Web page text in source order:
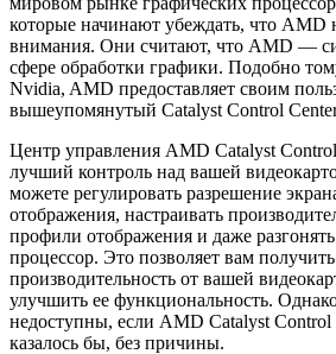
которые начинают убеждать, что AMD
внимания. Они считают, что AMD —
сфере обработки графики. Подобно
Nvidia, AMD предоставляет своим
вышеупомянутый Catalyst Control
Центр управления AMD Catalyst
лучший контроль над вашей
можете регулировать разрешение
отображения, настраивать
профили отображения и даже
процессор. Это позволяет вам
производительность от вашей
улучшить ее функциональность.
недоступны, если AMD Catalyst Control
казалось бы, без причины.